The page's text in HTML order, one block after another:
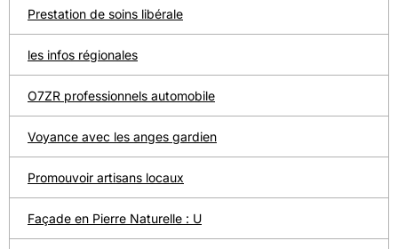
Prestation de soins libérale
les infos régionales
O7ZR professionnels automobile
Voyance avec les anges gardien
Promouvoir artisans locaux
Façade en Pierre Naturelle : U